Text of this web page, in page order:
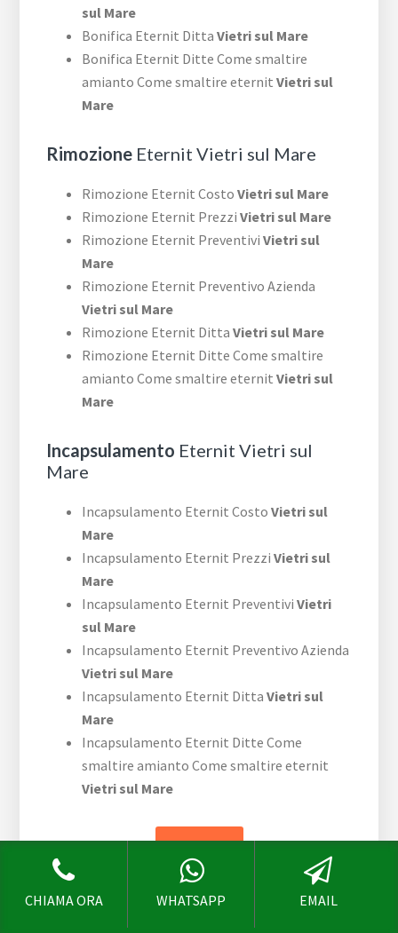
sul Mare
Bonifica Eternit DittaVietri sul Mare
Bonifica Eternit Ditte Come smaltire
amianto Come smaltire eternitVietri sul
Mare
Rimozione Eternit Vietri sul Mare
Rimozione Eternit CostoVietri sul Mare
Rimozione Eternit PrezziVietri sul Mare
Rimozione Eternit PreventiviVietri sul
Mare
Rimozione Eternit Preventivo Azienda
Vietri sul Mare
Rimozione Eternit DittaVietri sul Mare
Rimozione Eternit Ditte Come smaltire
amianto Come smaltire eternitVietri sul
Mare
Incapsulamento Eternit Vietri sul
Mare
Incapsulamento Eternit CostoVietri sul
Mare
Incapsulamento Eternit PrezziVietri sul
Mare
Incapsulamento Eternit PreventiviVietri
sul Mare
Incapsulamento Eternit Preventivo Azienda
Vietri sul Mare
Incapsulamento Eternit DittaVietri sul
Mare
Incapsulamento Eternit Ditte Come
smaltire amianto Come smaltire eternit
Vietri sul Mare
SCRIVICI
CHIAMA ORA WHATSAPP EMAIL